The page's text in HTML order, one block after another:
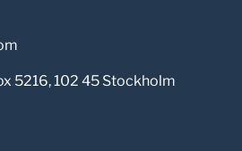
5216, 102 45 Stockholm